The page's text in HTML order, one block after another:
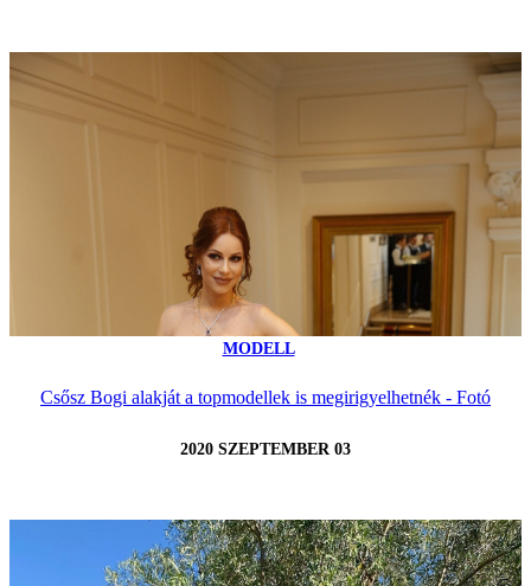
MODELL
Csősz Bogi alakját a topmodellek is megirigyelhetnék - Fotó
2020 SZEPTEMBER 03